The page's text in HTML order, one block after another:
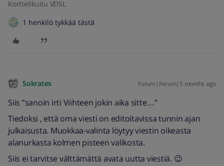
Korttelikuitu VDSL
1 henkilö tykkää tästä
Sokrates Forum|Forum|5 months ago
Siis ”sanoin irti Viihteen jokin aika sitte…”
Tiedoksi , että oma viesti on editoitavissa tunnin ajan
julkaisusta. Muokkaa-valinta löytyy viestin oikeasta
alanurkasta kolmen pisteen valikosta.
Siis ei tarvitse välttämättä avata uutta viestiä. 😉